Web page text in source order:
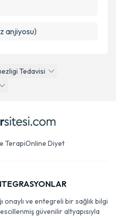
Tedavisi
anjiyosu)
TerapiOnline Diyet
onaylı ve entegreli bir sağlık bilgi
güvenilir altyapısıyla